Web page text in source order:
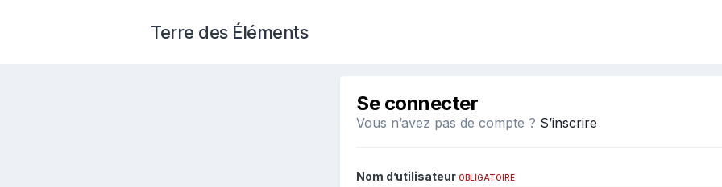
Terre des Éléments
Se connecter
Vous n’avez pas de compte ? S’inscrire
Nom d’utilisateur OBLIGATOIRE